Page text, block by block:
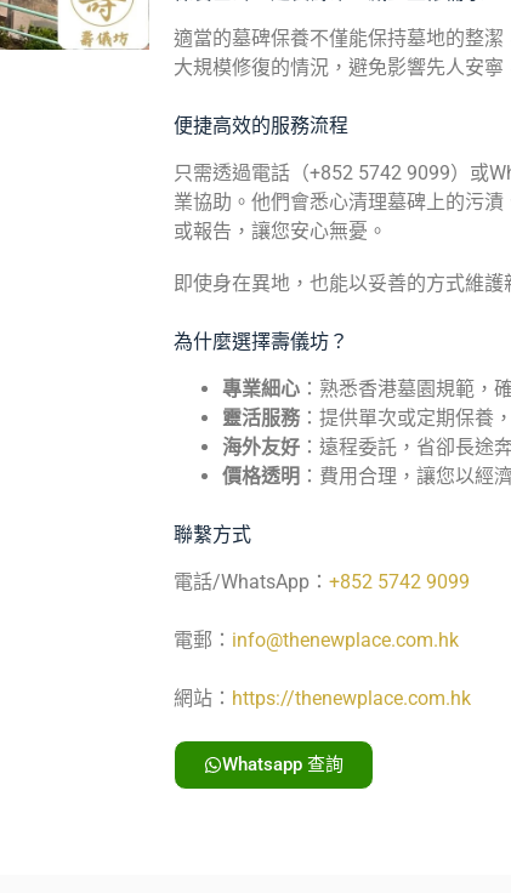
適當的墓碑保養不僅能保持墓地的整
大規模修復的情況，避免影響先人安
便捷高效的服務流程
只需透過電話（+852 5742 9099）或
業協助。他們會悉心清理墓碑上的污
或報告，讓您安心無憂。
即使身在異地，也能以妥善的方式維
為什麼選擇壽儀坊？
專業細心 ：熟悉香港墓園規範，
靈活服務 ：提供單次或定期保養
海外友好 ：遠程委託，省卻長途
價格透明 ：費用合理，讓您以經
聯繫方式
電話/WhatsApp： +852 5742 9099
電郵： info@thenewplace.com.hk
網站： https://thenewplace.com.hk
Whatsapp 查詢